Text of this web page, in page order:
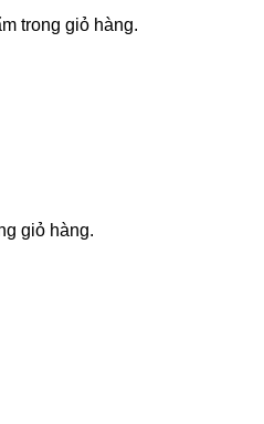
trong giỏ hàng.
giỏ hàng.